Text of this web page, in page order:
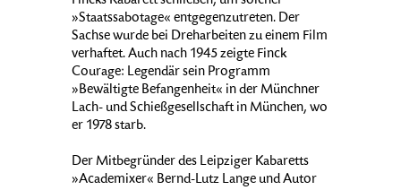
»Staatssabotage« entgegenzutreten. Der
Sachse wurde bei Dreharbeiten zu einem Film
verhaftet. Auch nach 1945 zeigte Finck
Courage: Legendär sein Programm
»Bewältigte Befangenheit« in der Münchner
Lach- und Schießgesellschaft in München, wo
er 1978 starb.
Der Mitbegründer des Leipziger Kabaretts
»Academixer« Bernd-Lutz Lange und Autor